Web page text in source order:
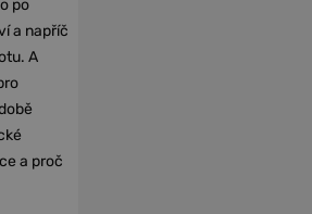
po
a napříč
A
a proč